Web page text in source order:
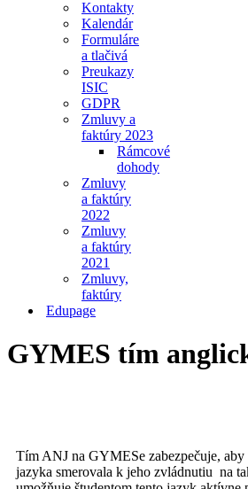
Kontakty
Kalendár
Formuláre
a tlačivá
Preukazy
ISIC
GDPR
Zmluvy a
faktúry 2023
Rámcové
dohody
Zmluvy
a faktúry
2022
Zmluvy
a faktúry
2021
Zmluvy,
faktúry
Edupage
GYMES tím
Tím ANJ na GYMESe zabezpečuje,
jazyka smerovala k jeho zvládnutiu na